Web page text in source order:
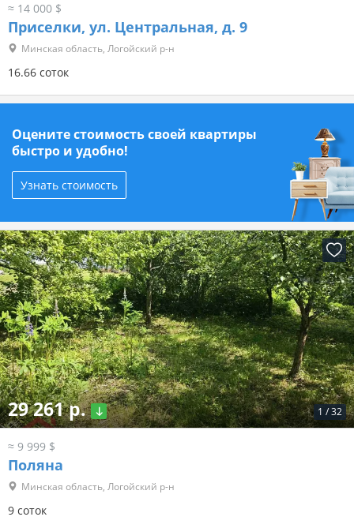
≈ 14 000 $
Приселки, ул. Центральная, д. 9
Минская область, Логойский р-н
16.66 соток
Оцените стоимость своей квартиры
быстро и удобно!
Узнать стоимость
1 /32
29 261 р.
≈ 9 999 $
Поляна
Минская область, Логойский р-н
9 соток